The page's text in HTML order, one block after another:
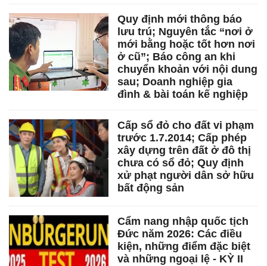
Quy định mới thông báo
lưu trú; Nguyên tắc “nơi ở
mới bằng hoặc tốt hơn nơi
ở cũ”; Báo công an khi
chuyển khoản với nội dung
sau; Doanh nghiệp gia
đình & bài toán kế nghiệp
Cấp sổ đỏ cho đất vi phạm
trước 1.7.2014; Cấp phép
xây dựng trên đất ở đô thị
chưa có sổ đỏ; Quy định
xử phạt người dân sở hữu
bất động sản
Cẩm nang nhập quốc tịch
Đức năm 2026: Các điều
kiện, những điểm đặc biệt
và những ngoại lệ - KỲ II